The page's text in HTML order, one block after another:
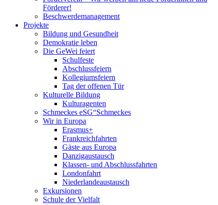
Förderer!
Beschwerdemanagement
Projekte
Bildung und Gesundheit
Demokratie leben
Die GeWei feiert
Schulfeste
Abschlussfeiern
Kollegiumsfeiern
Tag der offenen Tür
Kulturelle Bildung
Kulturagenten
Schmeckes eSG“Schmeckes
Wir in Europa
Erasmus+
Frankreichfahrten
Gäste aus Europa
Danzigaustausch
Klassen- und Abschlussfahrten
Londonfahrt
Niederlandeaustausch
Exkursionen
Schule der Vielfalt